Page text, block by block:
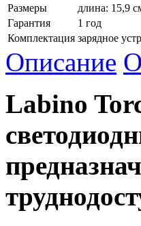
Размеры
длина: 15,9
Гарантия
1 год
Комплектация зарядное
Описание
Labino